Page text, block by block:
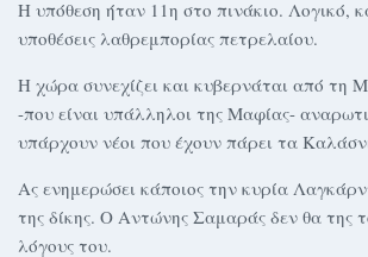
Η υπόθεση ήταν 11η στο πινάκιο. Λογικό,
υποθέσεις λαθρεμπορίας πετρελαίου.
Η χώρα συνεχίζει και κυβερνάται από τη
-που είναι υπάλληλοι της Μαφίας-
υπάρχουν νέοι που έχουν πάρει τα
Ας ενημερώσει κάποιος την κυρία
της δίκης. Ο Αντώνης Σαμαράς δεν θα της
λόγους του.